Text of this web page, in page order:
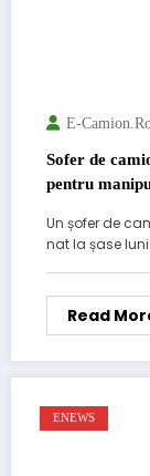
E-
Sofer de
pentru
Un șofer de
nat la șase
Read
ENEWS